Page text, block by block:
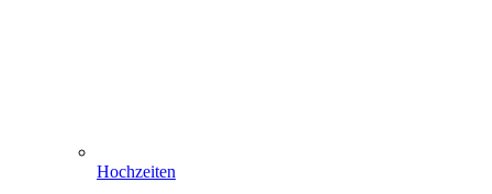
Hochzeiten